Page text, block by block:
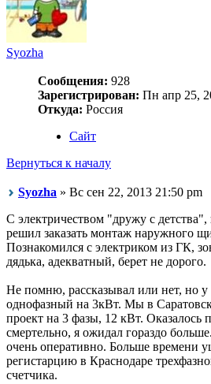
Syozha
Сообщения: 928
Зарегистрирован: Пн апр 25,
Откуда: Россия
Сайт
Вернуться к началу
Syozha » Вс сен 22, 2013 21:50 pm
С электричеством "дружу с
решил заказать монтаж наружного
Познакомился с электриком из ГК,
дядька, адекватный, берет не дорого.
Не помню, рассказывал или нет, но
однофазный на 3кВт. Мы в
проект на 3 фазы, 12 кВт. Оказалось
смертельно, я ожидал гораздо
очень оперативно. Больше времени
регистарцию в Краснодаре
счетчика.